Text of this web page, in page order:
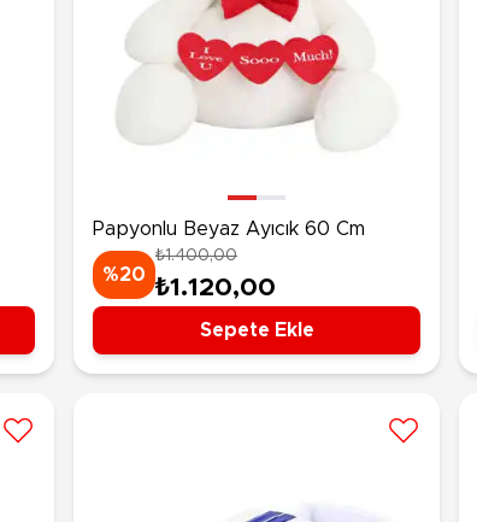
Papyonlu Beyaz Ayıcık 60 Cm
%20
₺1.400,00
₺1.120,00
Sepete Ekle